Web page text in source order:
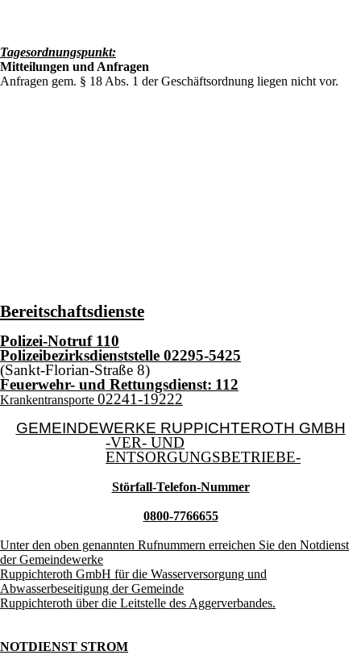
Tagesordnungspunkt:
Mitteilungen und Anfragen
Anfragen gem. § 18 Abs. 1 der Geschäftsordnung liegen nicht vor.
Bereitschaftsdienste
Polizei-Notruf 110
Polizeibezirksdienststelle 02295-5425
(Sankt-Florian-Straße 8)
Feuerwehr- und Rettungsdienst: 112
Krankentransporte 02241-19222
GEMEINDEWERKE RUPPICHTEROTH GMBH
-VER- UND
ENTSORGUNGSBETRIEBE-
Störfall-Telefon-Nummer
0800-7766655
Unter den oben genannten Rufnummern erreichen Sie den Notdienst
der Gemeindewerke
Ruppichteroth GmbH für die Wasserversorgung und
Abwasserbeseitigung der Gemeinde
Ruppichteroth über die Leitstelle des Aggerverbandes.
NOTDIENST STROM